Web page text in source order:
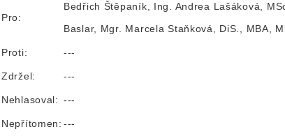
Pro:
Bedřich Štěpaník, Ing. Andrea Lašáková,
Baslar, Mgr. Marcela Staňková, DiS., MBA,
Proti: ---
Zdržel: ---
Nehlasoval: ---
Nepřítomen: ---